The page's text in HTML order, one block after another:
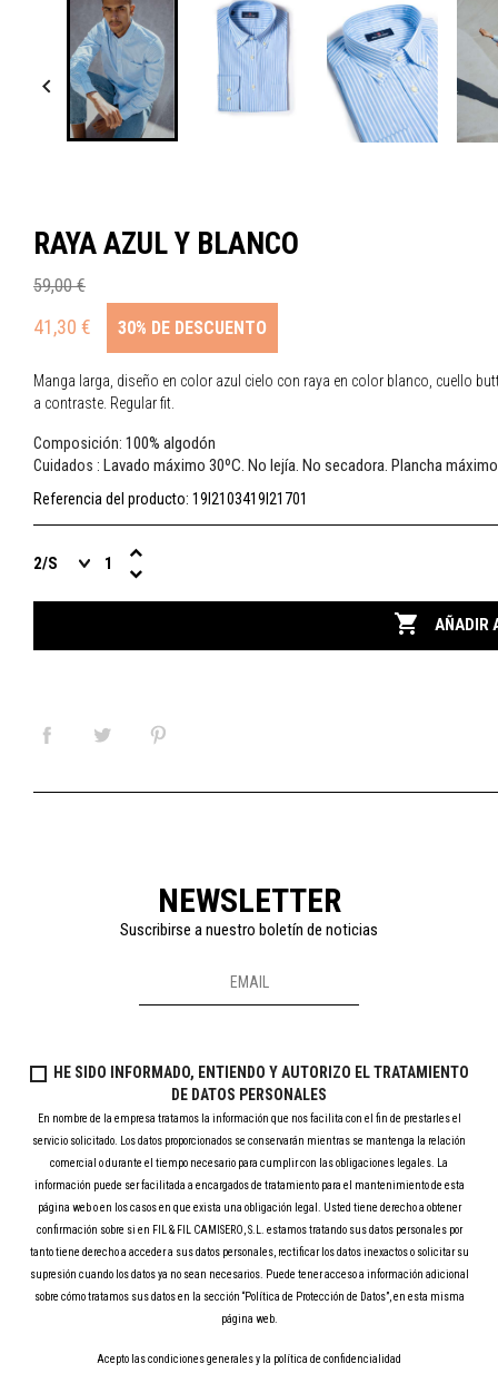

RAYA AZUL Y BLANCO
59,00 €
41,30 € 30% DE DESCUENTO
Manga larga, diseño en color azul cielo con raya en color blanco, cuello
a contraste. Regular fit.
Composición: 100% algodón
Cuidados : Lavado máximo 30ºC. No lejía. No secadora. Plancha
Referencia del producto: 19I2103419I21701
 AÑADIR
NEWSLETTER
Suscribirse a nuestro boletín de noticias
HE SIDO INFORMADO, ENTIENDO Y AUTORIZO EL TRATAMIENTO
DE DATOS PERSONALES
En nombre de la empresa tratamos la información que nos facilita con el fin de prestarles el
servicio solicitado. Los datos proporcionados se conservarán mientras se mantenga la relación
comercial o durante el tiempo necesario para cumplir con las obligaciones legales. La
información puede ser facilitada a encargados de tratamiento para el mantenimiento de esta
página web o en los casos en que exista una obligación legal. Usted tiene derecho a obtener
confirmación sobre si en FIL & FIL CAMISERO, S.L. estamos tratando sus datos personales por
tanto tiene derecho a acceder a sus datos personales, rectificar los datos inexactos o solicitar su
supresión cuando los datos ya no sean necesarios. Puede tener acceso a información adicional
sobre cómo tratamos sus datos en la sección “Política de Protección de Datos”, en esta misma
página web.
Acepto las condiciones generales y la política de confidencialidad